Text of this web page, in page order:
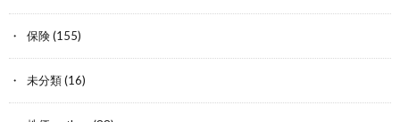
保険(155)
未分類(16)